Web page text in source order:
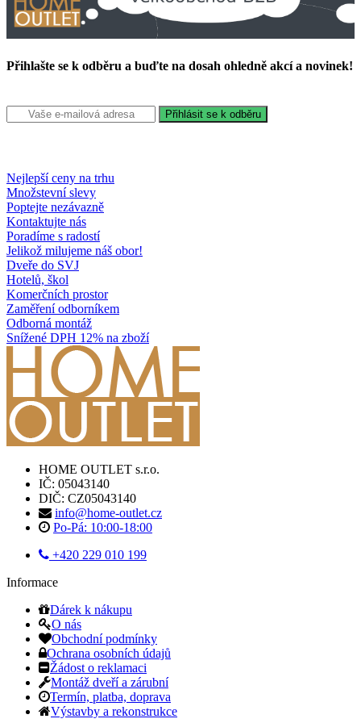
Přihlašte se k odběru a buďte na dosah ohledně akcí a novinek!
Nejlepší ceny na trhu
Množstevní slevy
Poptejte nezávazně
Kontaktujte nás
Poradíme s radostí
Jelikož milujeme náš obor!
Dveře do SVJ
Hotelů, škol
Komerčních prostor
Zaměření odborníkem
Odborná montáž
Snížené DPH 12% na zboží
HOME OUTLET s.r.o.
IČ: 05043140
DIČ: CZ05043140
info@home-outlet.cz
Po-Pá: 10:00-18:00
+420 229 010 199
Informace
Dárek k nákupu
O nás
Obchodní podmínky
Ochrana osobních údajů
Žádost o reklamaci
Montáž dveří a zárubní
Termín, platba, doprava
Výstavby a rekonstrukce